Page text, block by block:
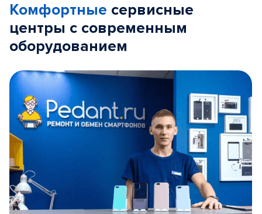
Комфортные сервисные
центры с современным
оборудованием